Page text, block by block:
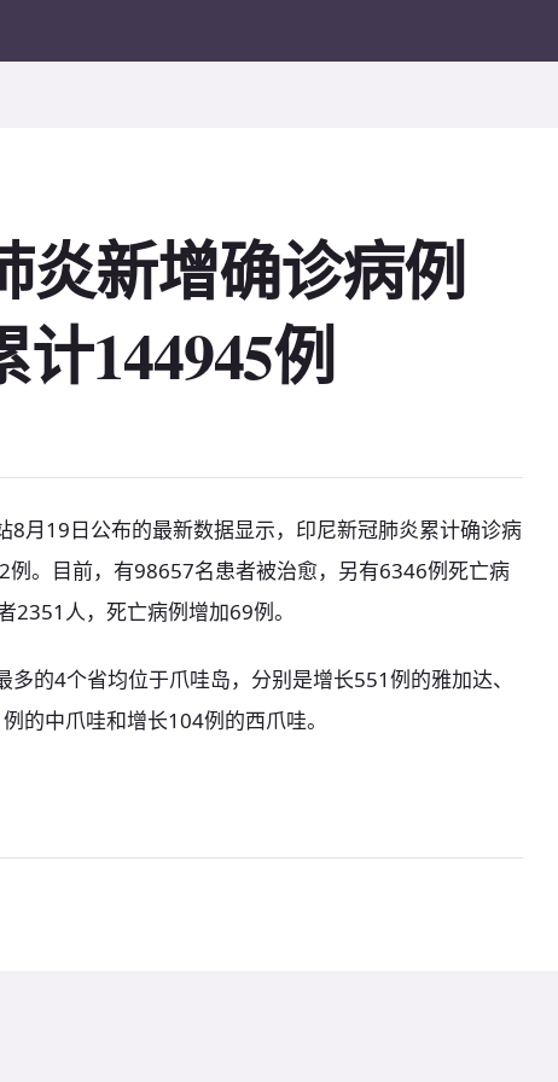
炎新增确诊病例
计144945例
8月19日公布的最新数据显示，印尼新冠肺炎累计确诊病
。目前，有98657名患者被治愈，另有6346例死亡病
2351人，死亡病例增加69例。
的4个省均位于爪哇岛，分别是增长551例的雅加达、
的中爪哇和增长104例的西爪哇。